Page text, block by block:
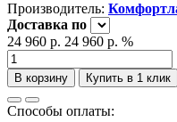
Производитель:
Доставка по
24 960 р. 24 960 р. %
В корзину Купить в 1 клик
Способы оплаты: